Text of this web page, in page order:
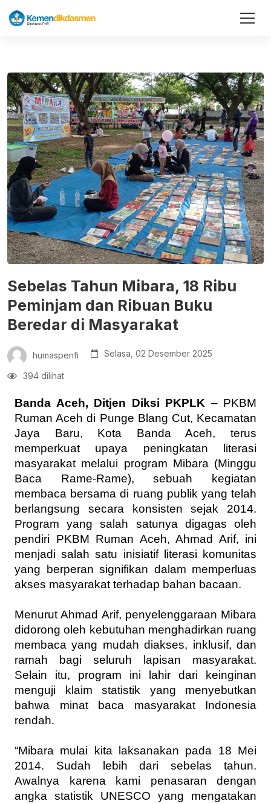
Sebelas Tahun Mibara, 18 Ribu
Peminjam dan Ribuan Buku
Beredar di Masyarakat
humaspenfi Selasa, 02 Desember 2025
394 dilihat
Banda Aceh, Ditjen Diksi PKPLK – PKBM
Ruman Aceh di Punge Blang Cut, Kecamatan
Jaya Baru, Kota Banda Aceh, terus
memperkuat upaya peningkatan literasi
masyarakat melalui program Mibara (Minggu
Baca Rame-Rame), sebuah kegiatan
membaca bersama di ruang publik yang telah
berlangsung secara konsisten sejak 2014.
Program yang salah satunya digagas oleh
pendiri PKBM Ruman Aceh, Ahmad Arif, ini
menjadi salah satu inisiatif literasi komunitas
yang berperan signifikan dalam memperluas
akses masyarakat terhadap bahan bacaan.
Menurut Ahmad Arif, penyelenggaraan Mibara
didorong oleh kebutuhan menghadirkan ruang
membaca yang mudah diakses, inklusif, dan
ramah bagi seluruh lapisan masyarakat.
Selain itu, program ini lahir dari keinginan
menguji klaim statistik yang menyebutkan
bahwa minat baca masyarakat Indonesia
rendah.
“Mibara mulai kita laksanakan pada 18 Mei
2014. Sudah lebih dari sebelas tahun.
Awalnya karena kami penasaran dengan
angka statistik UNESCO yang mengatakan